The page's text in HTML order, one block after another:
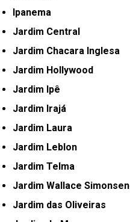
Ipanema
Jardim Central
Jardim Chacara Inglesa
Jardim Hollywood
Jardim Ipê
Jardim Irajá
Jardim Laura
Jardim Leblon
Jardim Telma
Jardim Wallace Simonsen
Jardim das Oliveiras